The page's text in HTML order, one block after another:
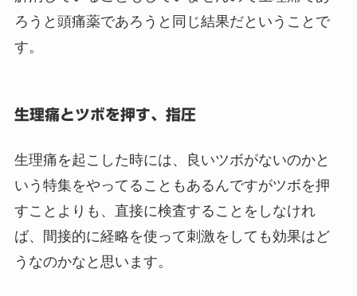
ろうと頭痛薬であろうと同じ結果だということで
す。
生理痛とツボを押す、指圧
生理痛を起こした時には、良いツボがないのかと
いう特集をやってることもあるんですがツボを押
すことよりも、直接に検査することをしなけれ
ば、間接的に経略を使って刺激をしても効果はど
うなのかなと思います。